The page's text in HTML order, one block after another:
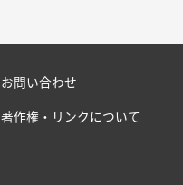
お問い合わせ
著作権・リンクについて